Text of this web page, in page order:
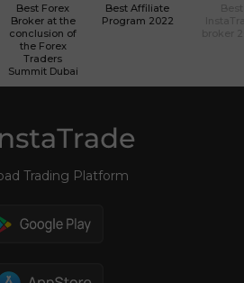
Best Forex
Broker at the
conclusion of
the Forex
Traders
Summit Dubai
Best Affiliate
Program 2022
Trading Platform